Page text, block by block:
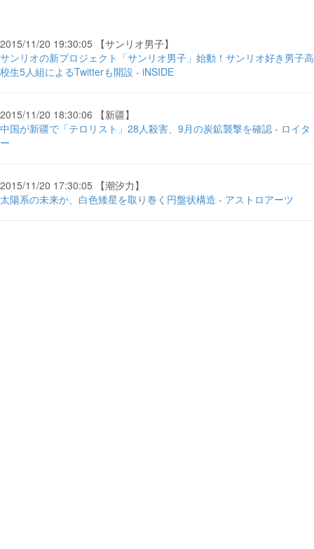
2015/11/20 19:30:05 【サンリオ男子】
サンリオの新プロジェクト「サンリオ男子」始動！サンリオ好き男子高
校生5人組によるTwitterも開設 - iNSIDE
2015/11/20 18:30:06 【新疆】
中国が新疆で「テロリスト」28人殺害、9月の炭鉱襲撃を確認 - ロイタ
ー
2015/11/20 17:30:05 【潮汐力】
太陽系の未来か、白色矮星を取り巻く円盤状構造 - アストロアーツ